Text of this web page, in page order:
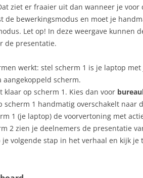
ziet er fraaier uit dan wanneer je voor
de bewerkingsmodus en moet je
Let op! In deze weergave kunnen
de presentatie.
werkt: stel scherm 1 is je laptop
aangekoppeld scherm.
klaar op scherm 1. Kies dan voor
scherm 1 handmatig overschakelt naar
1 (je laptop) de voorvertoning met
2 zien je deelnemers de presentatie
je volgende stap in het verhaal en kijk je